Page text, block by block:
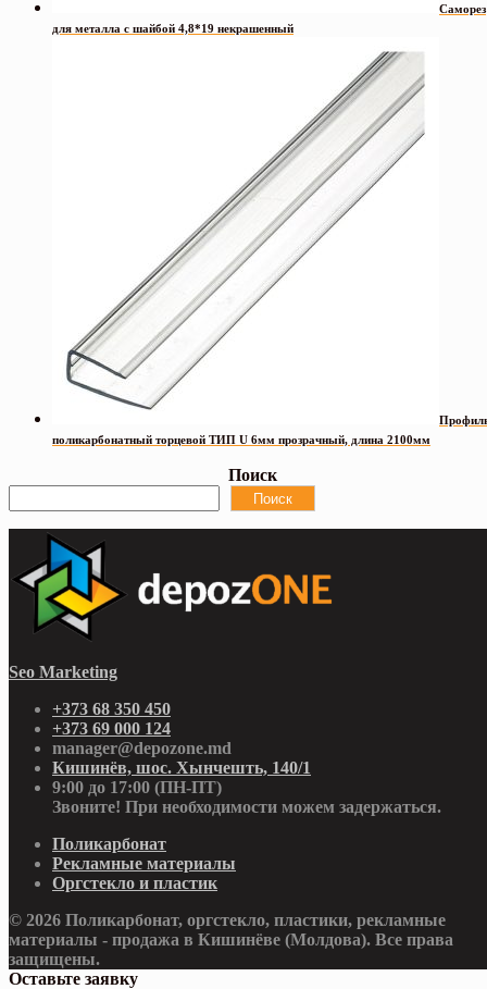
Саморез
для металла с шайбой 4,8*19 некрашенный
поликарбонатный торцевой ТИП U 6мм прозрачный, длина 2100мм
Поиск
Поиск
Seo Marketing
+373 68 350 450
+373 69 000 124
manager@depozone.md
Кишинёв, шос. Хынчешть, 140/1
9:00 до 17:00 (ПН-ПТ)
Звоните! При необходимости можем задержаться.
Поликарбонат
Рекламные материалы
Оргстекло и пластик
© 2026 Поликарбонат, оргстекло, пластики, рекламные
материалы - продажа в Кишинёве (Молдова). Все права
защищены.
Оставьте заявку